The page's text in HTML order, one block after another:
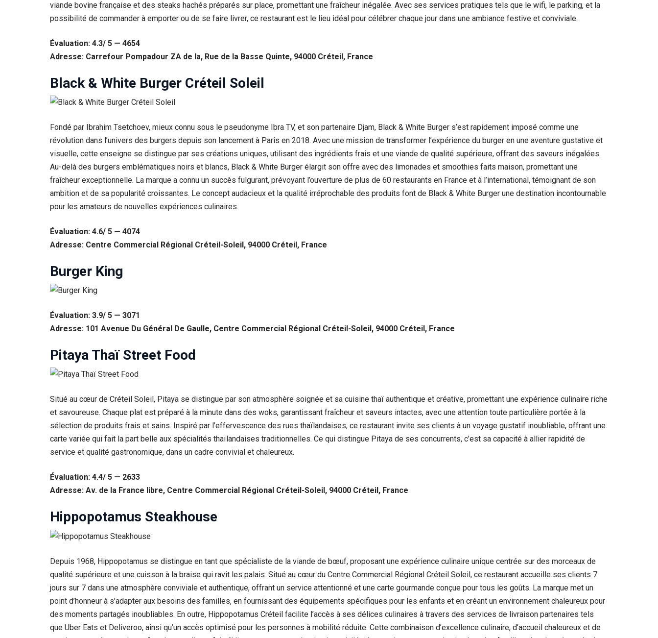
viande bovine française et des steaks hachés préparés sur place, promettant une fraîcheur inégalée. Avec ses services pratiques tels que le wifi, le parking, et la
possibilité de commander à emporter ou de se faire livrer, ce restaurant est le lieu idéal pour célébrer chaque jour dans une ambiance festive et conviviale.
Évaluation: 4.3/ 5 — 4654
Adresse: Carrefour Pompadour ZA de la, Rue de la Basse Quinte, 94000 Créteil, France
Black & White Burger Créteil Soleil
Fondé par Ibrahim Tsetchoev, mieux connu sous le pseudonyme Ibra TV, et son partenaire Djam, Black & White Burger s’est rapidement imposé comme une
révolution dans l’univers des burgers depuis son lancement à Paris en 2018. Avec une mission de transformer l’expérience du burger en une aventure gustative et
visuelle, cette enseigne se distingue par ses créations uniques, utilisant des ingrédients frais et une viande de qualité supérieure, offrant des saveurs inégalées.
Au-delà des burgers emblématiques noirs et blancs, Black & White Burger élargit son offre avec des limonades et smoothies faits maison, promettant une
fraîcheur exceptionnelle. La marque a connu un succès fulgurant, prévoyant l’ouverture de plus de 60 restaurants en France et à l’international, témoignant de son
ambition et de sa popularité croissantes. Le concept audacieux et la qualité irréprochable des produits font de Black & White Burger une destination incontournable
pour les amateurs de nouvelles expériences culinaires.
Évaluation: 4.6/ 5 — 4074
Adresse: Centre Commercial Régional Créteil-Soleil, 94000 Créteil, France
Burger King
Évaluation: 3.9/ 5 — 3071
Adresse: 101 Avenue Du Général De Gaulle, Centre Commercial Régional Créteil-Soleil, 94000 Créteil, France
Pitaya Thaï Street Food
Situé au cœur de Créteil Soleil, Pitaya se distingue par son atmosphère soignée et sa cuisine thaï authentique et créative, promettant une expérience culinaire riche
et savoureuse. Chaque plat est préparé à la minute dans des woks, garantissant fraîcheur et saveurs intactes, avec une attention toute particulière portée à la
sélection de produits frais et sains. Inspiré par l’effervescence des rues thaïlandaises, ce restaurant invite ses clients à un voyage gustatif inoubliable, offrant une
carte variée qui fait la part belle aux spécialités thaïlandaises traditionnelles. Ce qui distingue Pitaya de ses concurrents, c’est sa capacité à allier rapidité de
service et qualité gastronomique, dans un cadre convivial et chaleureux.
Évaluation: 4.4/ 5 — 2633
Adresse: Av. de la France libre, Centre Commercial Régional Créteil-Soleil, 94000 Créteil, France
Hippopotamus Steakhouse
Depuis 1968, Hippopotamus se distingue en tant que spécialiste de la viande de bœuf, proposant une expérience culinaire unique centrée sur des morceaux de
qualité supérieure et une cuisson à la braise qui ravit les palais. Situé au cœur du Centre Commercial Régional Créteil Soleil, ce restaurant accueille ses clients 7
jours sur 7 dans une atmosphère conviviale et authentique, offrant un service attentionné et une carte gourmande conçue pour tous les goûts. La marque met un
point d’honneur à s’adapter aux besoins des familles, en fournissant des équipements spécifiques pour les enfants et en créant un environnement chaleureux pour
des moments partagés inoubliables. En outre, Hippopotamus Créteil facilite l’accès à ses délices culinaires à travers des services de livraison partenaires tels
que Uber Eats et Deliveroo, ainsi qu’un accès optimisé pour les personnes à mobilité réduite. Cette combinaison d’excellence culinaire, d’accueil chaleureux et de
du site Web.
améliorer la
fonctionnalité
et la structure
Experience
Afin que notre
aussi bien que
possible lors